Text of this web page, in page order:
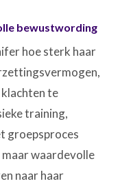
bewustwording
hoe sterk haar
te
training,
groepsproces
waardevolle
naar haar